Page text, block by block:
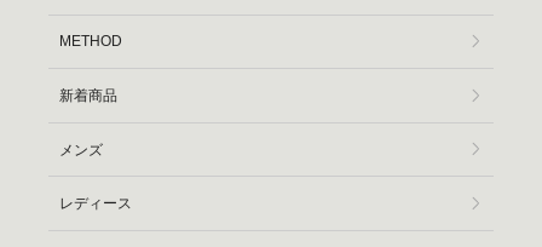
METHOD
新着商品
メンズ
レディース